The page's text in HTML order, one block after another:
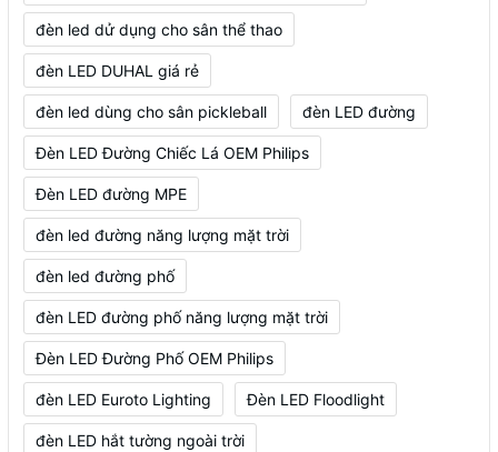
đèn led dử dụng cho sân thể thao
đèn LED DUHAL giá rẻ
đèn led dùng cho sân pickleball đèn LED đường
Đèn LED Đường Chiếc Lá OEM Philips
Đèn LED đường MPE
đèn led đường năng lượng mặt trời
đèn led đường phố
đèn LED đường phố năng lượng mặt trời
Đèn LED Đường Phố OEM Philips
đèn LED Euroto Lighting Đèn LED Floodlight
đèn LED hắt tường ngoài trời